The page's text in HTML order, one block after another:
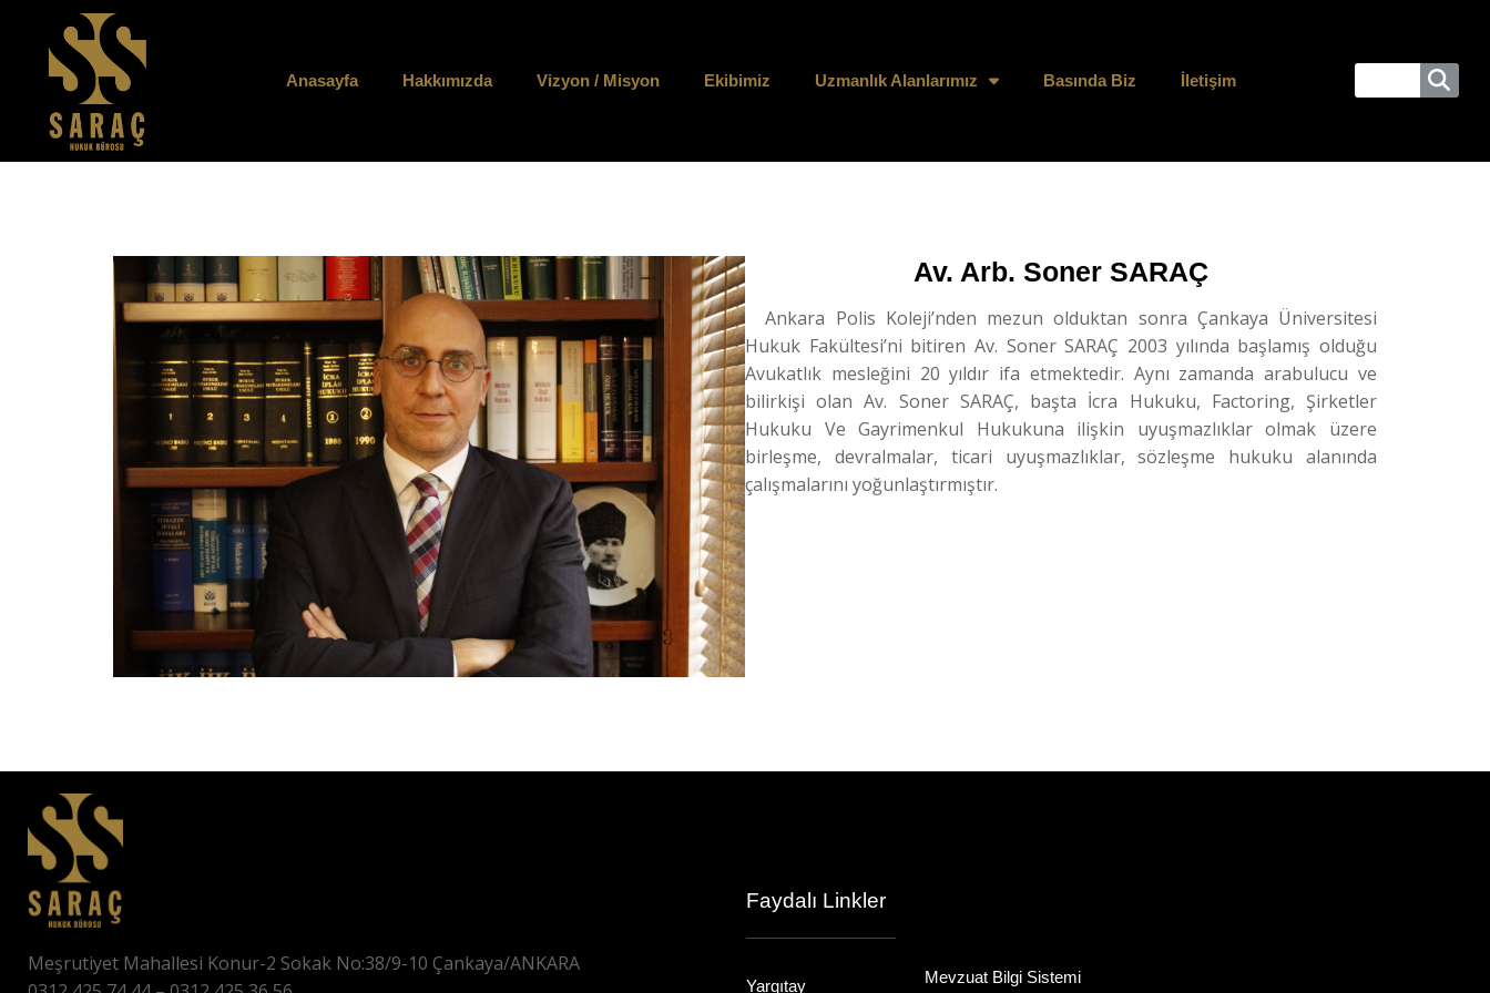
Anasayfa Hakkımızda Vizyon / Misyon Ekibimiz Uzmanlık Alanlarımız Basında Biz İletişim
Av. Arb. Soner SARAÇ
Ankara Polis Koleji’nden mezun olduktan sonra Çankaya Üniversitesi
Hukuk Fakültesi’ni bitiren Av. Soner SARAÇ 2003 yılında başlamış olduğu
Avukatlık mesleğini 20 yıldır ifa etmektedir. Aynı zamanda arabulucu ve
bilirkişi olan Av. Soner SARAÇ, başta İcra Hukuku, Factoring, Şirketler
Hukuku Ve Gayrimenkul Hukukuna ilişkin uyuşmazlıklar olmak üzere
birleşme, devralmalar, ticari uyuşmazlıklar, sözleşme hukuku alanında
çalışmalarını yoğunlaştırmıştır.
Meşrutiyet Mahallesi Konur-2 Sokak No:38/9-10 Çankaya/ANKARA
Faydalı Linkler
Yargıtay
Mevzuat Bilgi Sistemi